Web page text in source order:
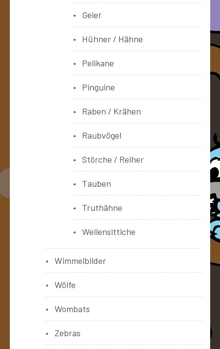
Geier
Hühner / Hähne
Pelikane
Pinguine
Raben / Krähen
Raubvögel
Störche / Reiher
Tauben
Truthähne
Wellensittiche
Wimmelbilder
Wölfe
Wombats
Zebras